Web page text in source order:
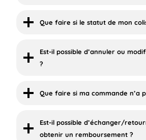
Que faire si le statut de mon
Est-il possible d’annuler ou
?
Que faire si ma commande n’a
Est-il possible d’échanger/
obtenir un remboursement ?